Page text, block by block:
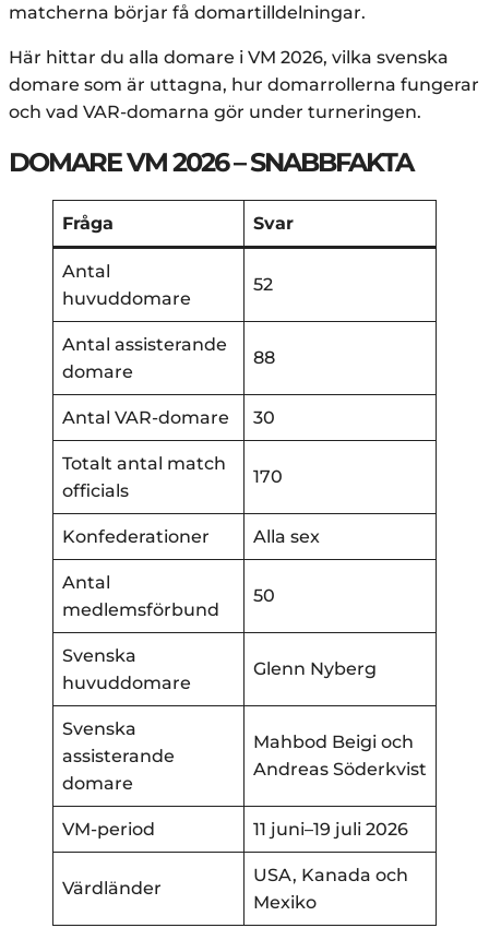
matcherna börjar få domartilldelningar.
Här hittar du alla domare i VM 2026, vilka svenska
domare som är uttagna, hur domarrollerna fungerar
och vad VAR-domarna gör under turneringen.
DOMARE VM 2026 – SNABBFAKTA
Fråga Svar
Antal
huvuddomare
52
Antal assisterande
domare
88
Antal VAR-domare 30
Totalt antal match
officials
170
Konfederationer Alla sex
Antal
medlemsförbund
50
Svenska
huvuddomare
Glenn Nyberg
Svenska
assisterande
domare
Mahbod Beigi och
Andreas Söderkvist
VM-period 11 juni–19 juli 2026
Värdländer
USA, Kanada och
Mexiko